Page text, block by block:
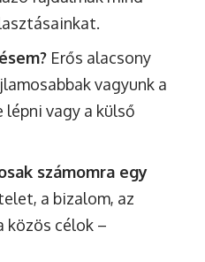
Erős alacsony
vagyunk a
lépni vagy a külső
számomra egy
a bizalom, az
közös célok –